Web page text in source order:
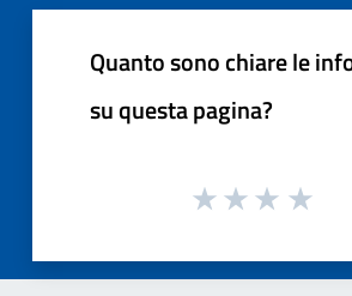
Quanto sono chiare le
su questa pagina?